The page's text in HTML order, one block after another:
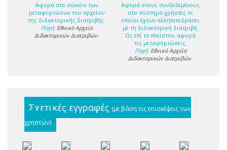
Αφορά στο σύνολο των
μεταφορτώσων του αρχείου
της διδακτορικής διατριβής.
Πηγή: Εθνικό Αρχείο
Διδακτορικών Διατριβών.
Αφορά στους συνδεδεμένους
στο σύστημα χρήστες οι
οποίοι έχουν αλληλεπιδράσει
με τη διδακτορική διατριβή.
Ως επί το πλείστον, αφορά
τις μεταφορτώσεις.
Πηγή: Εθνικό Αρχείο
Διδακτορικών Διατριβών.
Σχετικές εγγραφές (με βάση τις επισκέψεις των
χρηστών)